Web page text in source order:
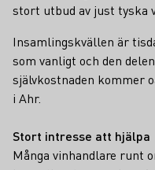
stort utbud av just tyska
Insamlingskvällen är
som vanligt och den
självkostnaden kommer
i Ahr.
Stort intresse att hjälpa
Många vinhandlare runt